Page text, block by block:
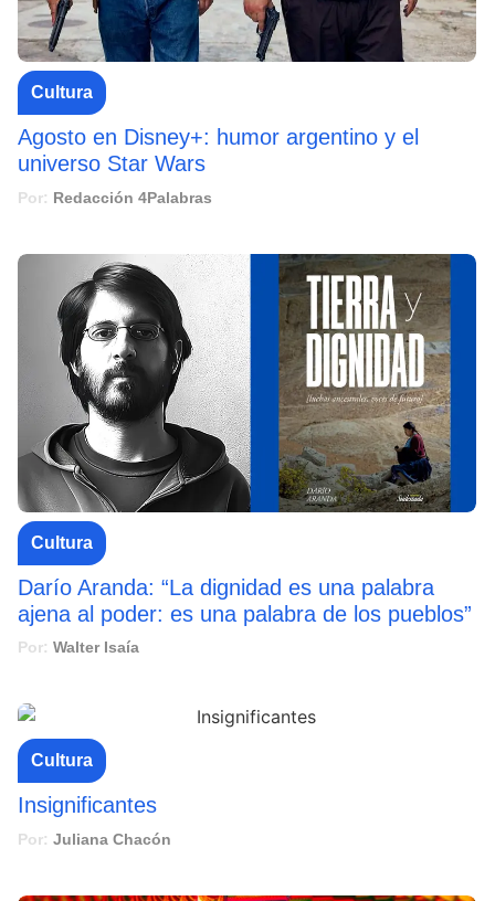
Cultura
Agosto en Disney+: humor argentino y el
universo Star Wars
Por: Redacción 4Palabras
Cultura
Darío Aranda: “La dignidad es una palabra
ajena al poder: es una palabra de los pueblos”
Por: Walter Isaía
Cultura
Insignificantes
Por: Juliana Chacón